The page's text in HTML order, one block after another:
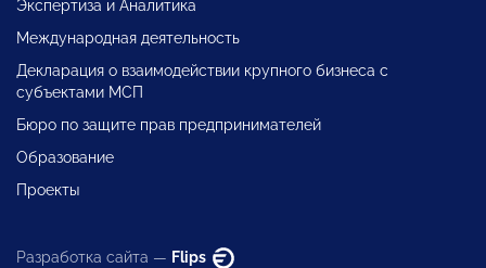
Экспертиза и Аналитика
Международная деятельность
Декларация о взаимодействии крупного бизнеса с
субъектами МСП
Бюро по защите прав предпринимателей
Образование
Проекты
Разработка сайта — Flips